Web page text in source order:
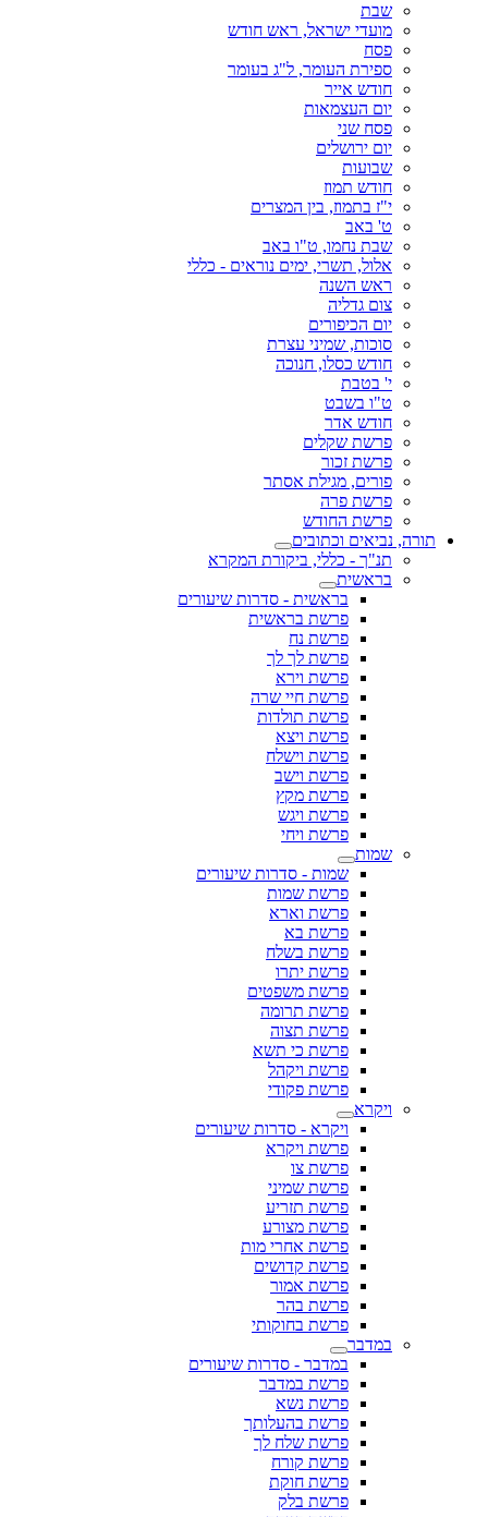
שבת
מועדי ישראל, ראש חודש
פסח
ספירת העומר, ל"ג בעומר
חודש אייר
יום העצמאות
פסח שני
יום ירושלים
שבועות
חודש תמוז
י"ז בתמוז, בין המצרים
ט' באב
שבת נחמו, ט"ו באב
אלול, תשרי, ימים נוראים - כללי
ראש השנה
צום גדליה
יום הכיפורים
סוכות, שמיני עצרת
חודש כסלו, חנוכה
י' בטבת
ט"ו בשבט
חודש אדר
פרשת שקלים
פרשת זכור
פורים, מגילת אסתר
פרשת פרה
פרשת החודש
תורה, נביאים וכתובים
תנ"ך - כללי, ביקורת המקרא
בראשית
בראשית - סדרות שיעורים
פרשת בראשית
פרשת נח
פרשת לך לך
פרשת וירא
פרשת חיי שרה
פרשת תולדות
פרשת ויצא
פרשת וישלח
פרשת וישב
פרשת מקץ
פרשת ויגש
פרשת ויחי
שמות
שמות - סדרות שיעורים
פרשת שמות
פרשת וארא
פרשת בא
פרשת בשלח
פרשת יתרו
פרשת משפטים
פרשת תרומה
פרשת תצוה
פרשת כי תשא
פרשת ויקהל
פרשת פקודי
ויקרא
ויקרא - סדרות שיעורים
פרשת ויקרא
פרשת צו
פרשת שמיני
פרשת תזריע
פרשת מצורע
פרשת אחרי מות
פרשת קדושים
פרשת אמור
פרשת בהר
פרשת בחוקותי
במדבר
במדבר - סדרות שיעורים
פרשת במדבר
פרשת נשא
פרשת בהעלותך
פרשת שלח לך
פרשת קורח
פרשת חוקת
פרשת בלק